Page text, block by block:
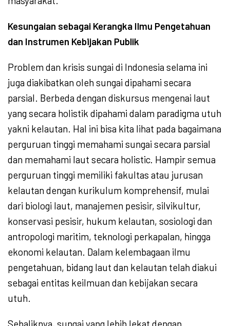
Kesungaian sebagai Kerangka Ilmu Pengetahuan
dan Instrumen Kebijakan Publik
Problem dan krisis sungai di Indonesia selama ini
juga diakibatkan oleh sungai dipahami secara
parsial. Berbeda dengan diskursus mengenai laut
yang secara holistik dipahami dalam paradigma utuh
yakni kelautan. Hal ini bisa kita lihat pada bagaimana
perguruan tinggi memahami sungai secara parsial
dan memahami laut secara holistic. Hampir semua
perguruan tinggi memiliki fakultas atau jurusan
kelautan dengan kurikulum komprehensif, mulai
dari biologi laut, manajemen pesisir, silvikultur,
konservasi pesisir, hukum kelautan, sosiologi dan
antropologi maritim, teknologi perkapalan, hingga
ekonomi kelautan. Dalam kelembagaan ilmu
pengetahuan, bidang laut dan kelautan telah diakui
sebagai entitas keilmuan dan kebijakan secara
utuh.